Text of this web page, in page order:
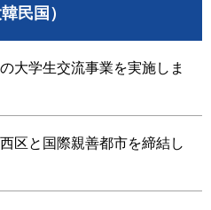
民国）
大学生交流事業を実施しま
区と国際親善都市を締結し